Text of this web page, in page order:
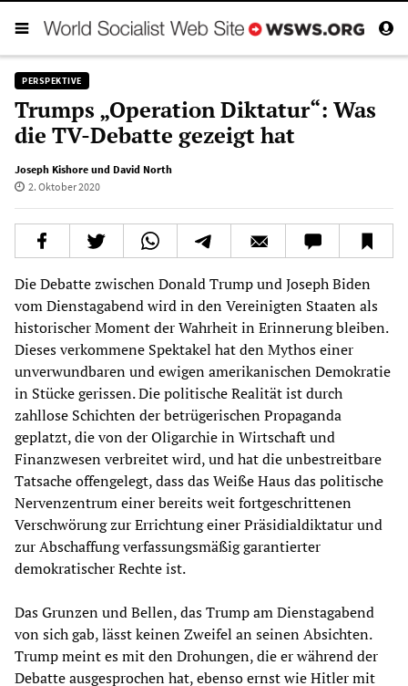
PERSPEKTIVE
Trumps „Operation Diktatur“: Was
die TV-Debatte gezeigt hat
Joseph Kishore und David North
2. Oktober 2020
Die Debatte zwischen Donald Trump und Joseph Biden
vom Dienstagabend wird in den Vereinigten Staaten als
historischer Moment der Wahrheit in Erinnerung bleiben.
Dieses verkommene Spektakel hat den Mythos einer
unverwundbaren und ewigen amerikanischen Demokratie
in Stücke gerissen. Die politische Realität ist durch
zahllose Schichten der betrügerischen Propaganda
geplatzt, die von der Oligarchie in Wirtschaft und
Finanzwesen verbreitet wird, und hat die unbestreitbare
Tatsache offengelegt, dass das Weiße Haus das politische
Nervenzentrum einer bereits weit fortgeschrittenen
Verschwörung zur Errichtung einer Präsidialdiktatur und
zur Abschaffung verfassungsmäßig garantierter
demokratischer Rechte ist.
Das Grunzen und Bellen, das Trump am Dienstagabend
von sich gab, lässt keinen Zweifel an seinen Absichten.
Trump meint es mit den Drohungen, die er während der
Debatte ausgesprochen hat, ebenso ernst wie Hitler mit